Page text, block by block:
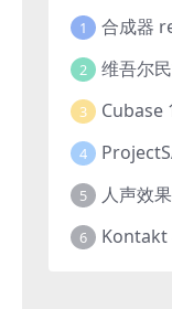
1
2
3
4
5
6